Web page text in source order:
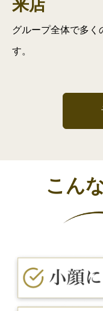
来店
グループ全体で多く
す。
こん